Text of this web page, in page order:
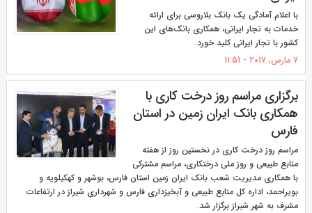
با اعلام آمادگی یک بانک بلاروسی برای ارائه
خدمات به تجار ایرانی، همکاری بانک‌های این
کشور با تجار ایرانی کلید خورد.
7 مارس, 2017 - 11:51
برگزاری مراسم روز درخت کاری با
همکاری بانک ایران زمین در استان
فارس
مراسم روز درخت کاری در نخستین روز از هفته
منابع طبیعی و روز ملی درختکاری، مراسم مشترکی
با همکاری مدیریت شعب بانک ایران زمین استان فارس، بوشهر و کهکیلویه و
بویراحمد، اداره کل منابع طبیعی و آبخیزداری فارس و شهرداری شیراز در ارتفاعات
مشرف به شهر شیراز برگزار شد.